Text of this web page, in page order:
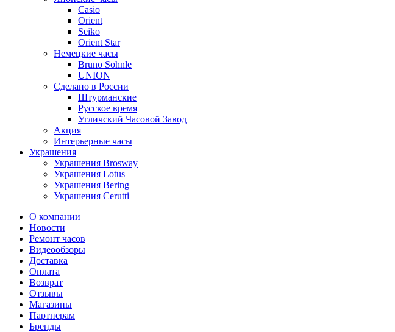
Casio
Orient
Seiko
Orient Star
Немецкие часы
Bruno Sohnle
UNION
Сделано в России
Штурманские
Русское время
Угличский Часовой Завод
Акция
Интерьерные часы
Украшения
Украшения Brosway
Украшения Lotus
Украшения Bering
Украшения Cerutti
О компании
Новости
Ремонт часов
Видеообзоры
Доставка
Оплата
Возврат
Отзывы
Магазины
Партнерам
Бренды